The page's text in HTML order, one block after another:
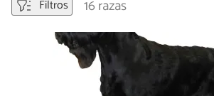
Filtros
16 razas